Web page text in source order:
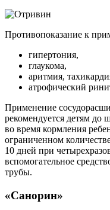
Противопоказание к
гипертония,
глаукома,
аритмия,
атрофический
Применение
рекомендуется детям
во время кормления
ограниченном
10 дней при
вспомогательное
трубы.
«Санорин»